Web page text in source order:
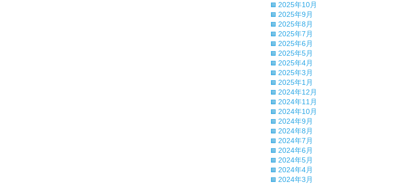
2025年10月
2025年9月
2025年8月
2025年7月
2025年6月
2025年5月
2025年4月
2025年3月
2025年1月
2024年12月
2024年11月
2024年10月
2024年9月
2024年8月
2024年7月
2024年6月
2024年5月
2024年4月
2024年3月